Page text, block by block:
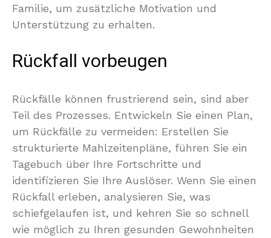
Familie, um zusätzliche Motivation und
Unterstützung zu erhalten.
Rückfall vorbeugen
Rückfälle können frustrierend sein, sind aber
Teil des Prozesses. Entwickeln Sie einen Plan,
um Rückfälle zu vermeiden: Erstellen Sie
strukturierte Mahlzeitenpläne, führen Sie ein
Tagebuch über Ihre Fortschritte und
identifizieren Sie Ihre Auslöser. Wenn Sie einen
Rückfall erleben, analysieren Sie, was
schiefgelaufen ist, und kehren Sie so schnell
wie möglich zu Ihren gesunden Gewohnheiten